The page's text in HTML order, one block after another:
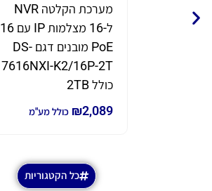
מערכת הקלטה NVR
ל-16 מצלמות IP עם 16
PoE מובנים דגם DS-
7616NXI-K2/16P-2T
כולל 2TB
₪2,089 כולל מע"מ
כל הקטגוריות